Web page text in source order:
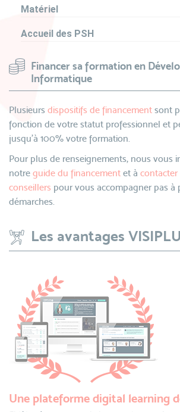
Matériel
Accueil des PSH
Financer sa formation en
Informatique
Plusieurs dispositifs de financement sont
fonction de votre statut professionnel et
jusqu’à 100% votre formation.
Pour plus de renseignements, nous vous
notre guide du financement et à contacter
conseillers pour vous accompagner pas à
démarches.
Les avantages
Une plateforme digital learning